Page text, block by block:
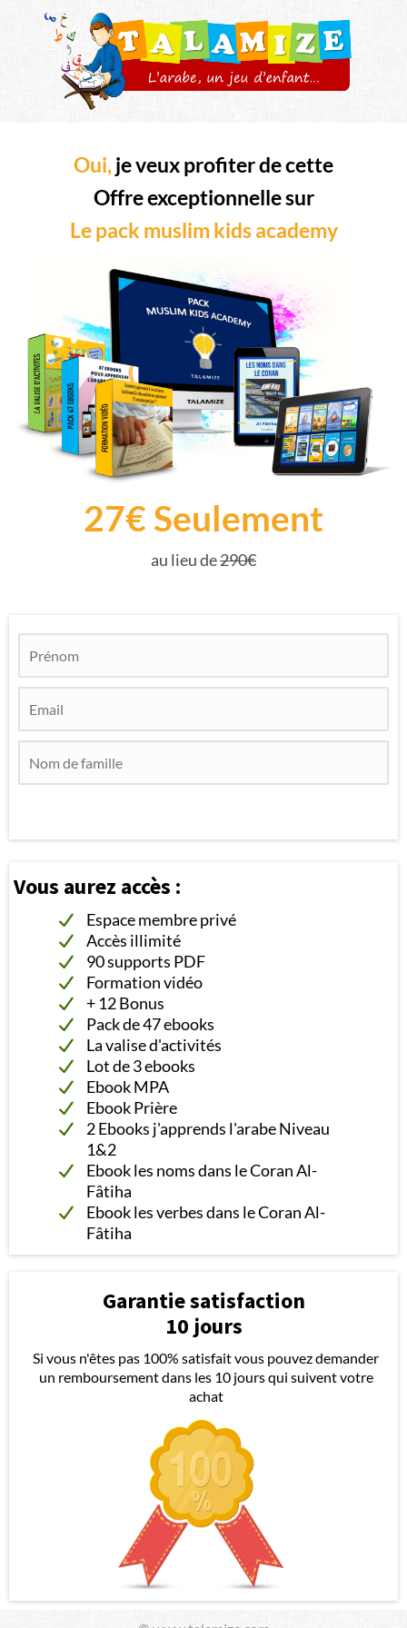
Oui,je veux profiter de cette
Offre exceptionnelle sur
Le pack muslim kids academy
27€ Seulement
au lieu de290€
Vous aurez accès :
Espace membre privé
Accès illimité
90 supports PDF
Formation vidéo
+ 12 Bonus
Pack de 47 ebooks
La valise d'activités
Lot de 3 ebooks
Ebook MPA
Ebook Prière
2 Ebooks j'apprends l'arabe Niveau
1&2
Ebook les noms dans le Coran Al-
Fâtiha
Ebook les verbes dans le Coran Al-
Fâtiha
Garantie satisfaction
10 jours
Si vous n'êtes pas 100% satisfait vous pouvez demander
un remboursement dans les 10 jours qui suivent votre
achat